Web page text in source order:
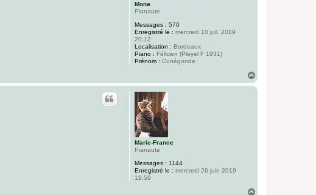
Mona
Pianaute
Messages : 570
Enregistré le : mercredi 10 juil. 2019
20:12
Localisation : Bordeaux
Piano : Félicien (Pleyel F 1931)
Prénom : Cunégonde
u
Marie-France
Pianaute
Messages : 1144
Enregistré le : mercredi 26 juin 2019
19:59